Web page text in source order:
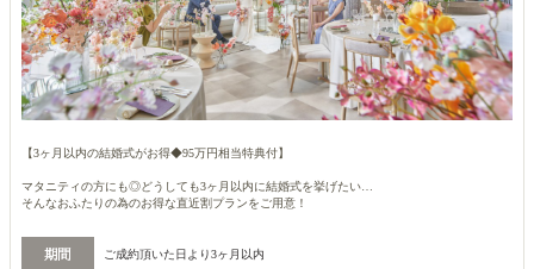
【3ヶ月以内の結婚式がお得◆95万円相当特典付】
マタニティの方にも◎どうしても3ヶ月以内に結婚式を挙げたい…
そんなおふたりの為のお得な直近割プランをご用意！
ご成約頂いた日より3ヶ月以内